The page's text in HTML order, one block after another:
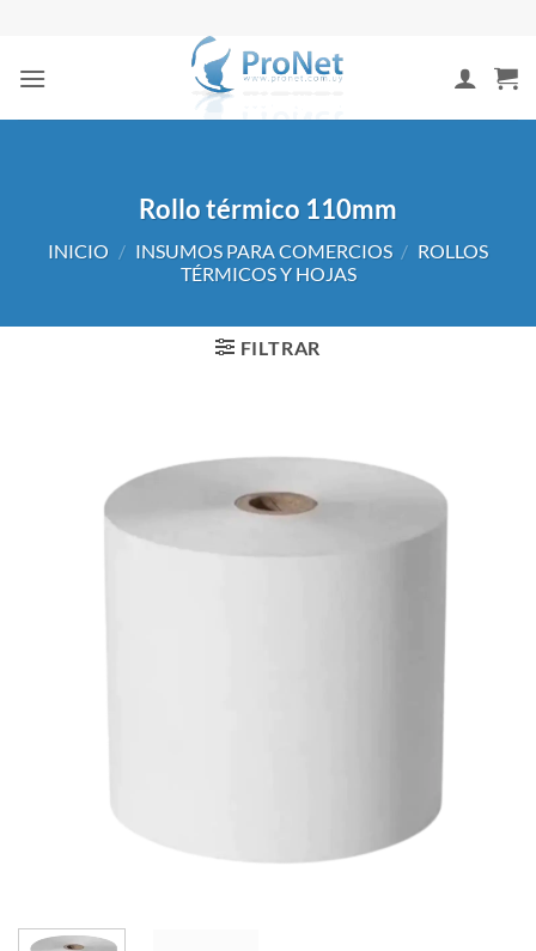
contenido
Rollo térmico 110mm
INICIO / INSUMOS PARA COMERCIOS / ROLLOS
TÉRMICOS Y HOJAS
FILTRAR